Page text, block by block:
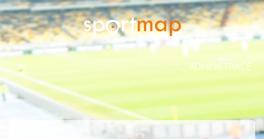
ADMINISTRACE